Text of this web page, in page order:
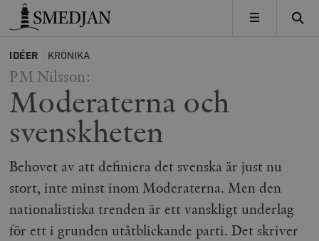
Timbro
MENY
IDÉER KRÖNIKA
PM Nilsson:
Moderaterna och
svenskheten
Behovet av att definiera det svenska är just nu
stort, inte minst inom Moderaterna. Men den
nationalistiska trenden är ett vanskligt underlag
för ett i grunden utåtblickande parti. Det skriver